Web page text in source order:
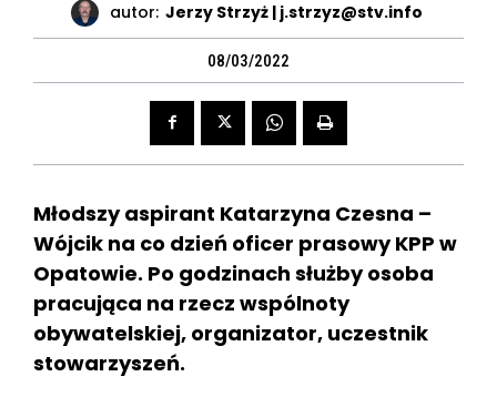
autor: Jerzy Strzyż | j.strzyz@stv.info
08/03/2022
Młodszy aspirant Katarzyna Czesna –
Wójcik na co dzień oficer prasowy KPP w
Opatowie. Po godzinach służby osoba
pracująca na rzecz wspólnoty
obywatelskiej, organizator, uczestnik
stowarzyszeń.